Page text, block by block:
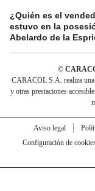
¿Quién es el
estuvo en la
Abelardo de la
©
CARACOL S.A. realiza una
y otras prestaciones
Aviso legal
Configuración de